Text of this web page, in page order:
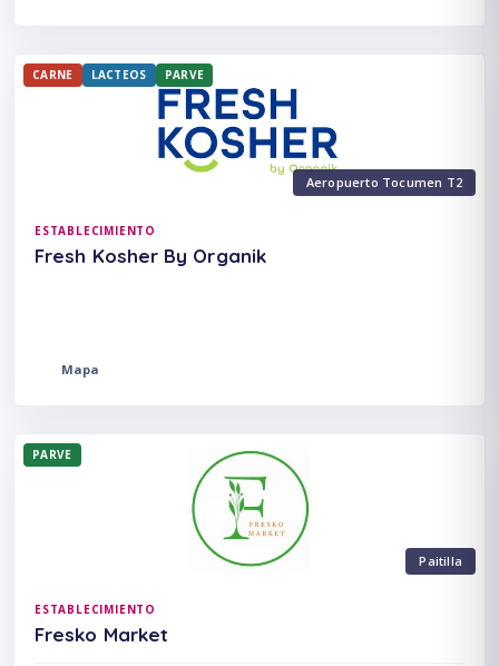
Aeropuerto Tocumen T2
CARNE LACTEOS PARVE
ESTABLECIMIENTO
Fresh Kosher By Organik
Mapa
Paitilla
PARVE
ESTABLECIMIENTO
Fresko Market